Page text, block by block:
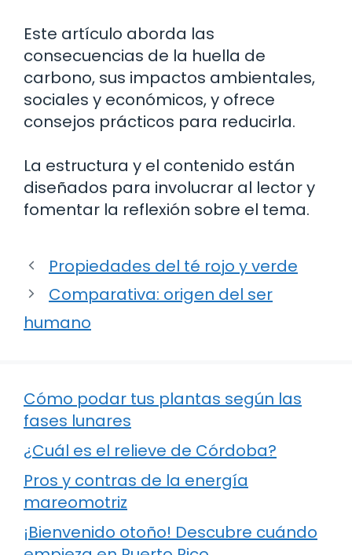
Este artículo aborda las
consecuencias de la huella de
carbono, sus impactos ambientales,
sociales y económicos, y ofrece
consejos prácticos para reducirla.
La estructura y el contenido están
diseñados para involucrar al lector y
fomentar la reflexión sobre el tema.
Propiedades del té rojo y verde
Comparativa: origen del ser
humano
Cómo podar tus plantas según las
fases lunares
¿Cuál es el relieve de Córdoba?
Pros y contras de la energía
mareomotriz
¡Bienvenido otoño! Descubre cuándo